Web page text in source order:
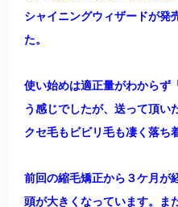
シャイニングウィザードが発
た。
使い始めは適正量がわからず
う感じでしたが、送って頂い
クセ毛もビビリ毛も凄く落ち
前回の縮毛矯正から３ケ月が
頭が大きくなっています。ま